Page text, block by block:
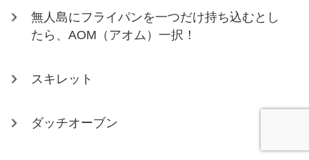
無人島にフライパンを一つだけ持ち込むとし
たら、AOM（アオム）一択！
スキレット
ダッチオーブン